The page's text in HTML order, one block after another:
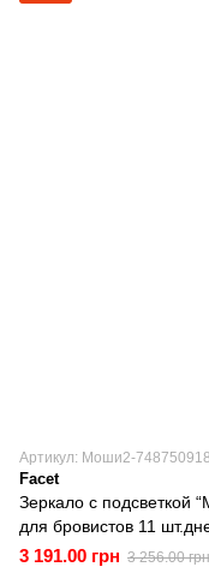
Артикул: Моши2-748750918
Facet
Зеркало с подсветкой
для бровистов 11
ШхВ:78х60
3 191.00 грн 3 256.00 грн